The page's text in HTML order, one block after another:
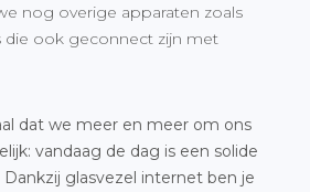
nog overige apparaten zoals
die ook geconnect zijn met
dat we meer en meer om ons
vandaag de dag is een solide
glasvezel internet ben je